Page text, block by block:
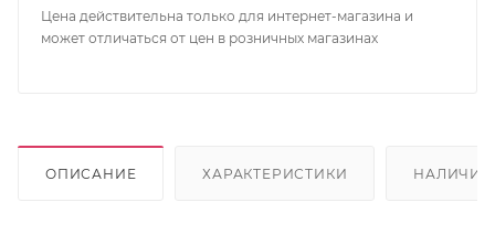
Цена действительна только для интернет-магазина и
может отличаться от цен в розничных магазинах
ОПИСАНИЕ ХАРАКТЕРИСТИКИ НАЛИЧИЕ